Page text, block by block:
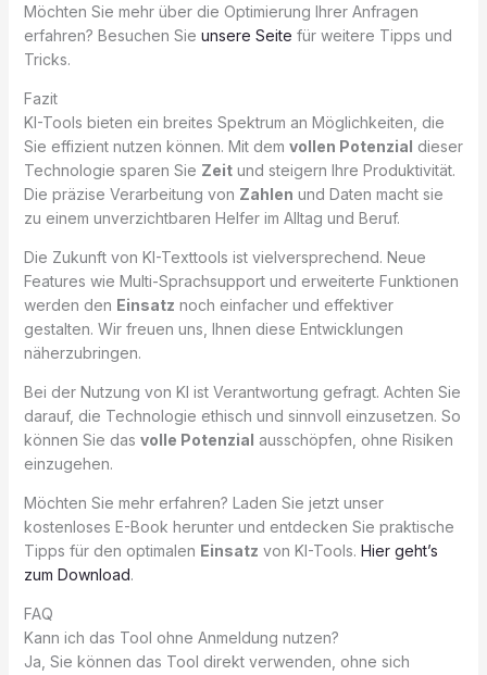
Möchten Sie mehr über die Optimierung Ihrer Anfragen
erfahren? Besuchen Sie unsere Seite für weitere Tipps und
Tricks.
Fazit
KI-Tools bieten ein breites Spektrum an Möglichkeiten, die
Sie effizient nutzen können. Mit dem vollen Potenzial dieser
Technologie sparen Sie Zeitund steigern Ihre Produktivität.
Die präzise Verarbeitung von Zahlen und Daten macht sie
zu einem unverzichtbaren Helfer im Alltag und Beruf.
Die Zukunft von KI-Texttools ist vielversprechend. Neue
Features wie Multi-Sprachsupport und erweiterte Funktionen
werden den Einsatz noch einfacher und effektiver
gestalten. Wir freuen uns, Ihnen diese Entwicklungen
näherzubringen.
Bei der Nutzung von KI ist Verantwortung gefragt. Achten Sie
darauf, die Technologie ethisch und sinnvoll einzusetzen. So
können Sie das volle Potenzial ausschöpfen, ohne Risiken
einzugehen.
Möchten Sie mehr erfahren? Laden Sie jetzt unser
kostenloses E-Book herunter und entdecken Sie praktische
Tipps für den optimalen Einsatz von KI-Tools. Hier geht’s
zum Download.
FAQ
Kann ich das Tool ohne Anmeldung nutzen?
Ja, Sie können das Tool direkt verwenden, ohne sich